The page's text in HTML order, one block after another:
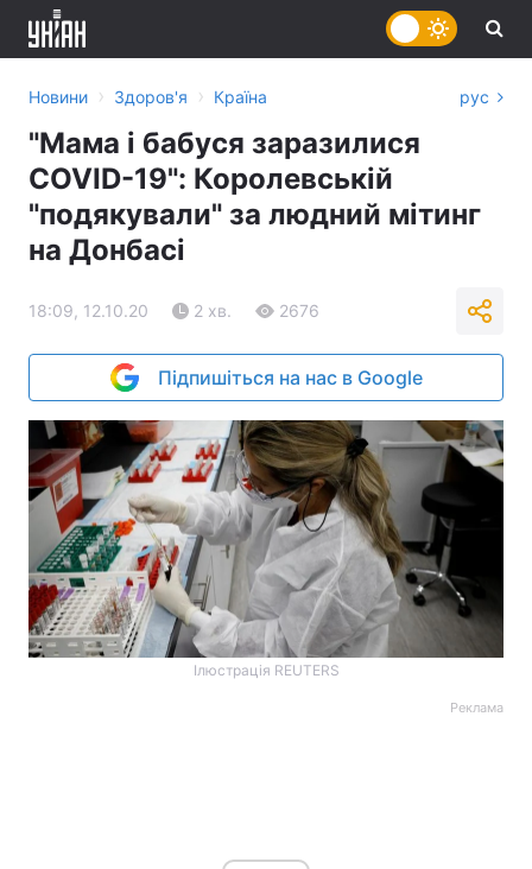
Новини › Здоров'я › Країна рус
"Мама і бабуся заразилися
COVID-19": Королевській
"подякували" за людний мітинг
на Донбасі
18:09, 12.10.20 2 хв. 2676
Підпишіться на нас в Google
Ілюстрація REUTERS
Реклама